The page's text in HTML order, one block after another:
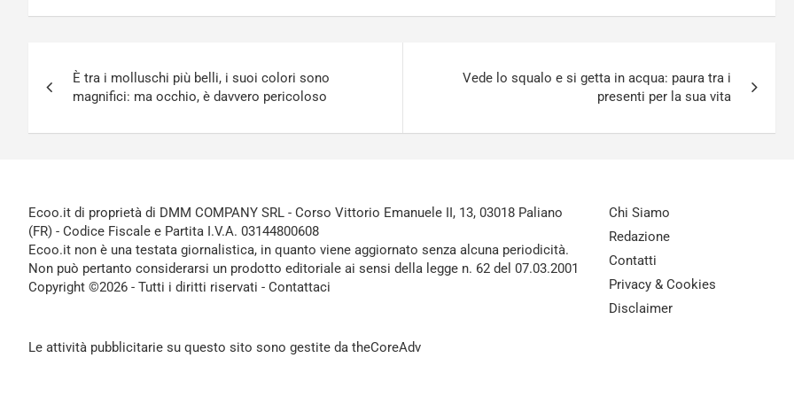
articoli
È tra i molluschi più belli, i suoi colori sono
magnifici: ma occhio, è davvero pericoloso
Vede lo squalo e si getta in acqua: paura tra i
presenti per la sua vita
Ecoo.it di proprietà di DMM COMPANY SRL - Corso Vittorio Emanuele II, 13, 03018 Paliano
(FR) - Codice Fiscale e Partita I.V.A. 03144800608
Ecoo.it non è una testata giornalistica, in quanto viene aggiornato senza alcuna periodicità.
Non può pertanto considerarsi un prodotto editoriale ai sensi della legge n. 62 del 07.03.2001
Copyright ©2026 - Tutti i diritti riservati - Contattaci
Le attività pubblicitarie su questo sito sono gestite da theCoreAdv
Chi Siamo
Redazione
Contatti
Privacy & Cookies
Disclaimer